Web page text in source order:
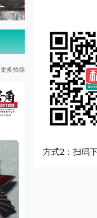
更多拍场
方式2：扫码